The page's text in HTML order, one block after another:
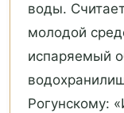
воды.
молодой
испаряемый
Рогунскому: